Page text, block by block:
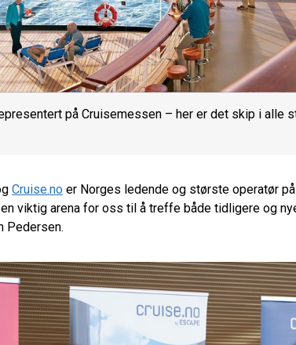
på Cruisemessen – her er det skip i alle
Cruise.no er Norges ledende og største operatør
viktig arena for oss til å treffe både tidligere og
Pedersen.